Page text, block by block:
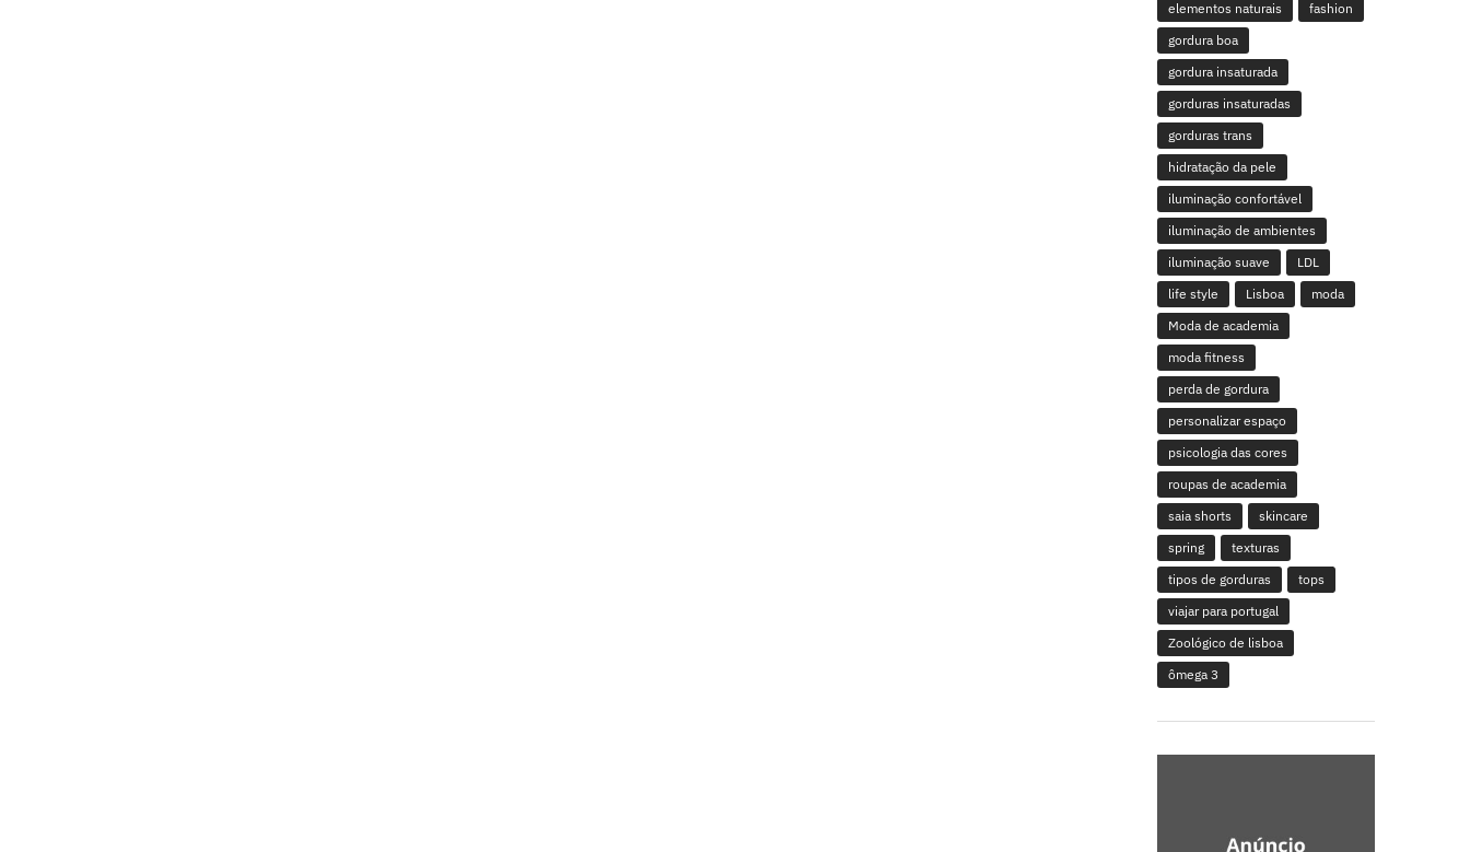
elementos naturais
fashion
gordura boa
gordura insaturada
gorduras insaturadas
gorduras trans
hidratação da pele
iluminação confortável
iluminação de ambientes
iluminação suave
LDL
life style
Lisboa
moda
Moda de academia
moda fitness
perda de gordura
personalizar espaço
psicologia das cores
roupas de academia
saia shorts
skincare
spring
texturas
tipos de gorduras
tops
viajar para portugal
Zoológico de lisboa
ômega 3